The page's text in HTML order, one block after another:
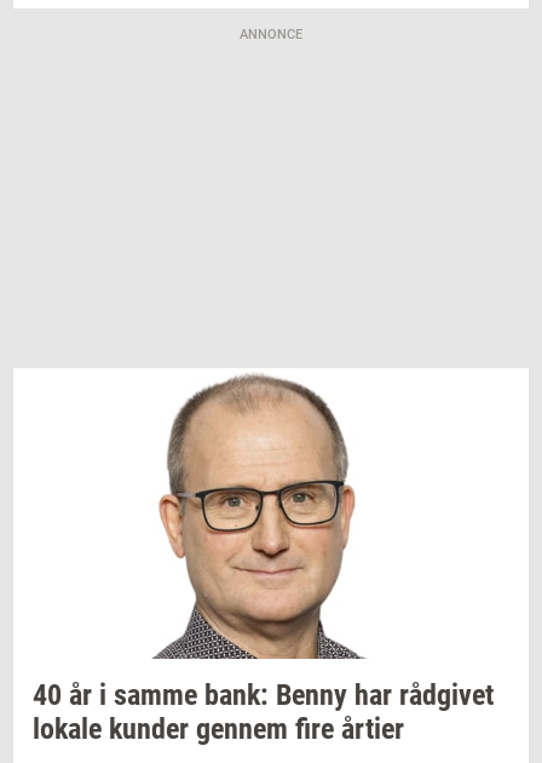
ANNONCE
40 år i samme bank: Benny har rå­d­gi­vet
lo­ka­le kun­der gen­nem fire år­ti­er